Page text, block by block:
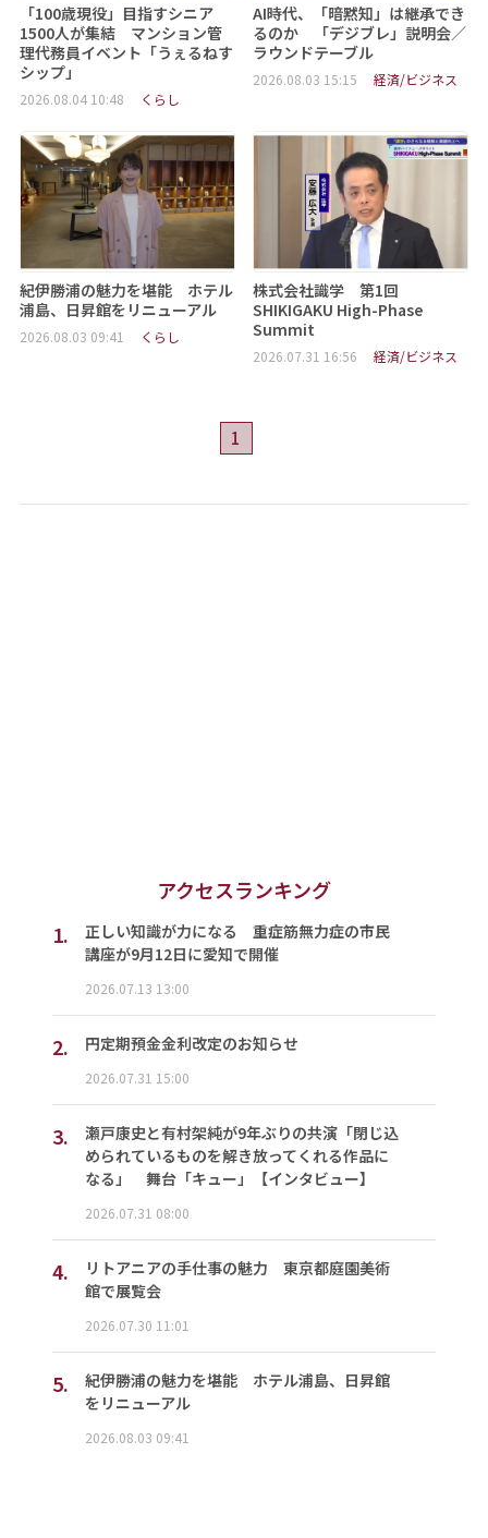
「100歳現役」目指すシニア
1500人が集結 マンション管
理代務員イベント「うぇるねす
シップ」
2026.08.04 10:48 くらし
AI時代、「暗黙知」は継承でき
るのか 「デジブレ」説明会／
ラウンドテーブル
2026.08.03 15:15 経済/ビジネス
紀伊勝浦の魅力を堪能 ホテル
浦島、日昇館をリニューアル
2026.08.03 09:41 くらし
株式会社識学 第1回
SHIKIGAKU High-Phase
Summit
2026.07.31 16:56 経済/ビジネス
1
アクセスランキング
1.
正しい知識が力になる 重症筋無力症の市民
講座が9月12日に愛知で開催
2026.07.13 13:00
2. 円定期預金金利改定のお知らせ
2026.07.31 15:00
3.
瀬戸康史と有村架純が9年ぶりの共演「閉じ込
められているものを解き放ってくれる作品に
なる」 舞台「キュー」【インタビュー】
2026.07.31 08:00
4.
リトアニアの手仕事の魅力 東京都庭園美術
館で展覧会
2026.07.30 11:01
5.
紀伊勝浦の魅力を堪能 ホテル浦島、日昇館
をリニューアル
2026.08.03 09:41